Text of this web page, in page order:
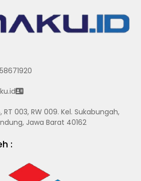
RT 003, RW 009. Kel. Sukabungah,
Jawa Barat 40162
: